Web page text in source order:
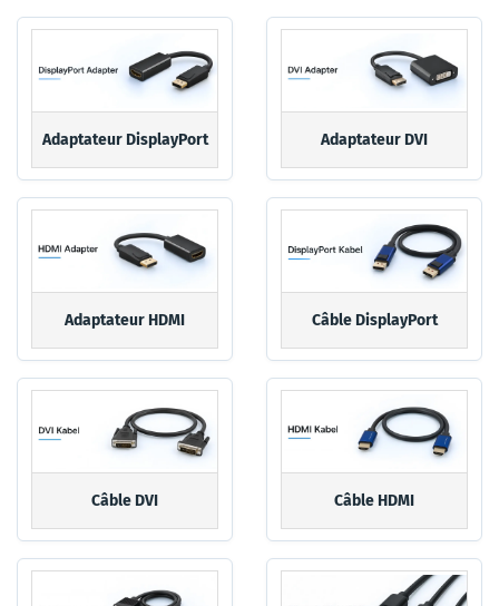
Adaptateur DisplayPort Adaptateur DVI
Adaptateur HDMI Câble DisplayPort
Câble DVI Câble HDMI